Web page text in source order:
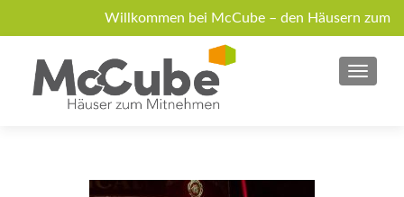
Willkommen bei McCube – den Häusern zum
Mitnehmen!
Über McCube Modelle News Anfrage
MENU